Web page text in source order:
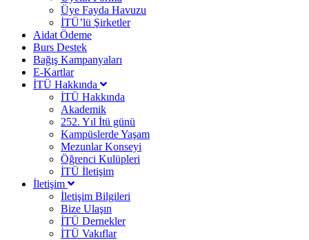
Üye Fayda Havuzu
İTÜ’lü Şirketler
Aidat Ödeme
Burs Destek
Bağış Kampanyaları
E-Kartlar
İTÜ Hakkında
İTÜ Hakkında
Akademik
252. Yıl İtü günü
Kampüslerde Yaşam
Mezunlar Konseyi
Öğrenci Kulüpleri
İTÜ İletişim
İletişim
İletişim Bilgileri
Bize Ulaşın
İTÜ Dernekler
İTÜ Vakıflar